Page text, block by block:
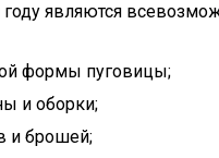
являются
формы пуговицы;
и оборки;
и брошей;